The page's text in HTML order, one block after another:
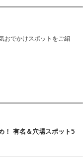
おでかけスポットをご紹
！ 有名＆穴場スポット5